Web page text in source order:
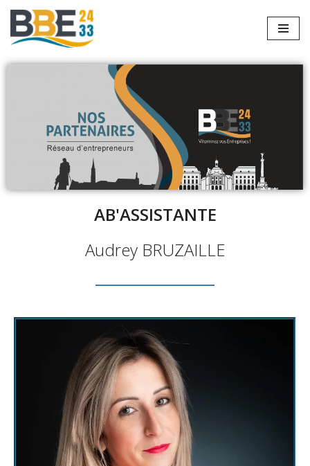
Aller
AB'ASSISTANTE
Audrey BRUZAILLE